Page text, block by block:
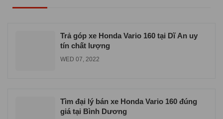
Trả góp xe Honda Vario 160 tại Dĩ An uy
tín chất lượng
WED 07, 2022
Tìm đại lý bán xe Honda Vario 160 đúng
giá tại Bình Dương